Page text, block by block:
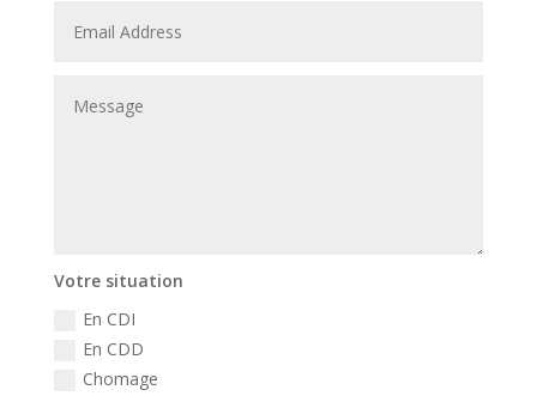
Votre situation
En CDI
En CDD
Chomage